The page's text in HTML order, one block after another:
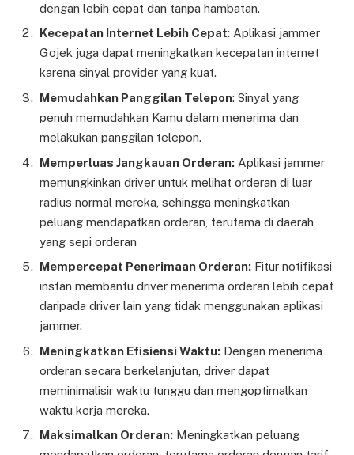
dengan lebih cepat dan tanpa hambatan.
Kecepatan Internet Lebih Cepat: Aplikasi jammer
Gojek juga dapat meningkatkan kecepatan internet
karena sinyal provider yang kuat.
Memudahkan Panggilan Telepon: Sinyal yang
penuh memudahkan Kamu dalam menerima dan
melakukan panggilan telepon.
Memperluas Jangkauan Orderan: Aplikasi jammer
memungkinkan driver untuk melihat orderan di luar
radius normal mereka, sehingga meningkatkan
peluang mendapatkan orderan, terutama di daerah
yang sepi orderan
Mempercepat Penerimaan Orderan: Fitur notifikasi
instan membantu driver menerima orderan lebih cepat
daripada driver lain yang tidak menggunakan aplikasi
jammer.
Meningkatkan Efisiensi Waktu: Dengan menerima
orderan secara berkelanjutan, driver dapat
meminimalisir waktu tunggu dan mengoptimalkan
waktu kerja mereka.
Maksimalkan Orderan: Meningkatkan peluang